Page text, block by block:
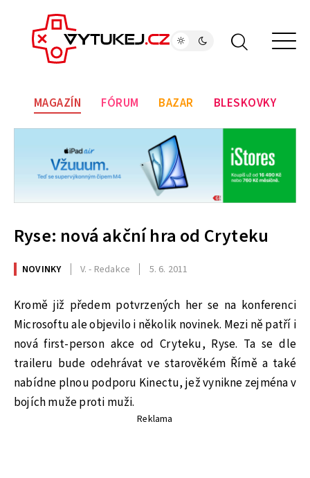
MAGAZÍN FÓRUM BAZAR BLESKOVKY
Ryse: nová akční hra od Cryteku
NOVINKY V. - Redakce 5. 6. 2011
Kromě již předem potvrzených her se na konferenci
Microsoftu ale objevilo i několik novinek. Mezi ně patří i
nová first-person akce od Cryteku, Ryse. Ta se dle
traileru bude odehrávat ve starověkém Římě a také
nabídne plnou podporu Kinectu, jež vynikne zejména v
bojích muže proti muži.
Reklama